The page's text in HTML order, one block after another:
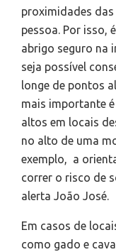
proximidades
pessoa. Por isso,
abrigo seguro na
seja possível
longe de pontos
mais importante
altos em locais
no alto de uma
exemplo, a
correr o risco de
alerta João José.
Em casos de
como gado e